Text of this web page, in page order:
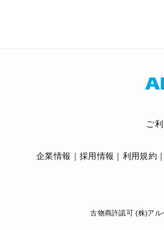
ご
企業情報 採用情報 利用規約
古物商許認可 (株)ア